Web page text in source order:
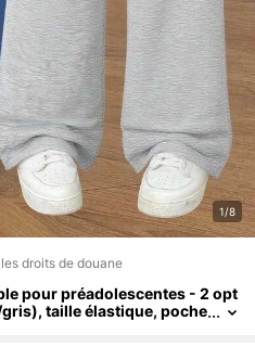
1/8
droits de douane
pour préadolescentes - 2 opt
taille élastique, poche